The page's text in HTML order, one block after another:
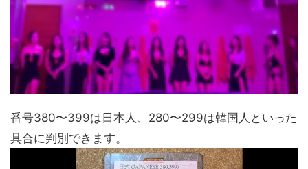
番号380〜399は日本人、280〜299は韓国人といった
具合に判別できます。